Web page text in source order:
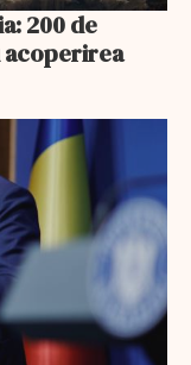
200 de
acoperirea